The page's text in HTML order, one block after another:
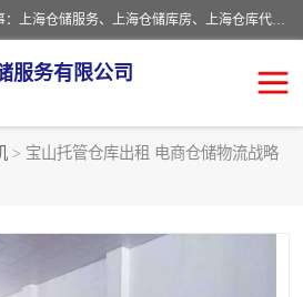
上海星力仓储服务有限公司从事：上海仓储服务、上海仓储库房、上海仓库代运营、上海仓库对外出租、上海仓库外包、上海三方仓储、上海电商仓储代发、上海电商代发货仓库、上海托管仓库、上海仓储配送。上海星力仓储服务有限公司现在拥有100个分仓、10万余平方的标准库房，精炼员工几百名，与几千家客户合作，公司已跻身上海仓储行业前列。欢迎来电咨询！
服务有限公司
> 宝山托管仓库出租 电商仓储物流战略
上海仓库外包